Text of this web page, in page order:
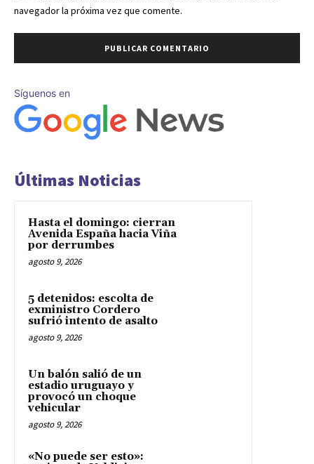
navegador la próxima vez que comente.
Síguenos en
Últimas Noticias
Hasta el domingo: cierran
Avenida España hacia Viña
por derrumbes
agosto 9, 2026
5 detenidos: escolta de
exministro Cordero
sufrió intento de asalto
agosto 9, 2026
Un balón salió de un
estadio uruguayo y
provocó un choque
vehicular
agosto 9, 2026
«No puede ser esto»: